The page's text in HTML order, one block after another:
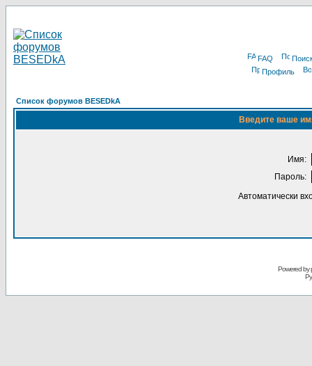
FAQ
Профиль
Список форумов BESEDkA
Введите ваше
Имя:
Пароль:
Автоматически
Powered by